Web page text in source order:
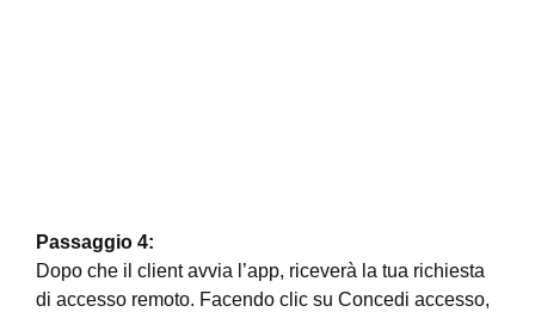
Passaggio 4:
Dopo che il client avvia l’app, riceverà la tua richiesta
di accesso remoto. Facendo clic su Concedi accesso,